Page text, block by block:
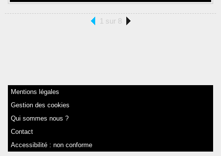
1 sur 8
Mentions légales
Gestion des cookies
Qui sommes nous ?
Contact
Accessibilité : non conforme